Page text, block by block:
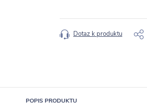
Dotaz k produktu
POPIS PRODUKTU